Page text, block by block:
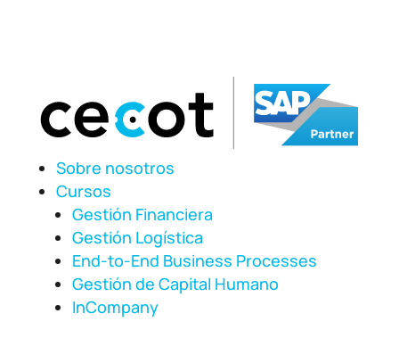
Sobre nosotros
Cursos
Gestión Financiera
Gestión Logística
End-to-End Business Processes
Gestión de Capital Humano
InCompany